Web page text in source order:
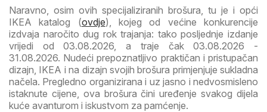
Naravno, osim ovih specijaliziranih brošura, tu je i opći
IKEA katalog (ovdje), kojeg od većine konkurencije
izdvaja naročito dug rok trajanja: tako posljednje izdanje
vrijedi od 03.08.2026, a traje čak 03.08.2026 -
31.08.2026. Nudeći prepoznatljivo praktičan i pristupačan
dizajn, IKEA i na dizajn svojih brošura primjenjuje sukladna
načela. Pregledno organizirana i uz jasno i nedvosmisleno
istaknute cijene, ova brošura čini uređenje svakog dijela
kuće avanturom i iskustvom za pamćenje.